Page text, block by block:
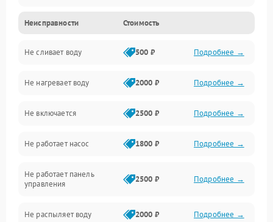
Управление
Электропитание
Датчики
Нагрев
Вода
Гигиена
Программное обеспечение
Неисправности Стоимость
Не сливает воду 500 ₽ Подробнее →
Не нагревает воду 2000 ₽ Подробнее →
Не включается 2500 ₽ Подробнее →
Не работает насос 1800 ₽ Подробнее →
Не работает панель
управления
2500 ₽ Подробнее →
Не распыляет воду 2000 ₽ Подробнее →